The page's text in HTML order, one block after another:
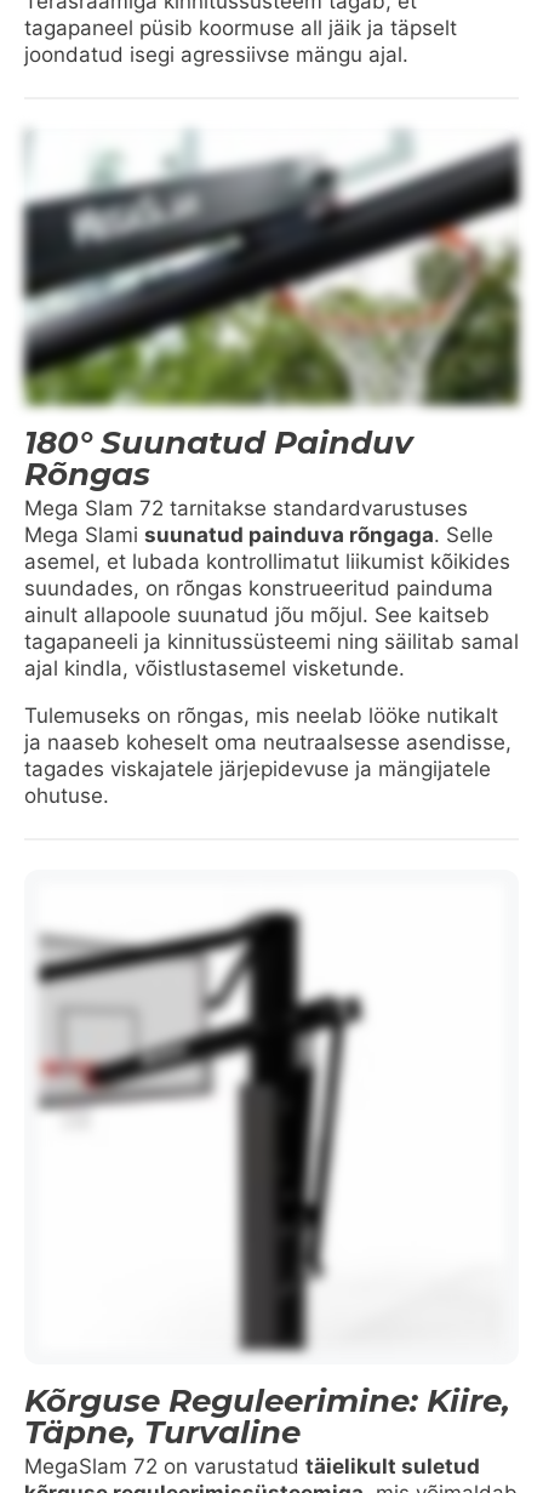
tagapaneel püsib koormuse all jäik ja täpselt
joondatud isegi agressiivse mängu ajal.
180° Suunatud Painduv
Rõngas
Mega Slam 72 tarnitakse standardvarustuses
Mega Slami suunatud painduva rõngaga. Selle
asemel, et lubada kontrollimatut liikumist kõikides
suundades, on rõngas konstrueeritud painduma
ainult allapoole suunatud jõu mõjul. See kaitseb
tagapaneeli ja kinnitussüsteemi ning säilitab samal
ajal kindla, võistlustasemel visketunde.
Tulemuseks on rõngas, mis neelab lööke nutikalt
ja naaseb koheselt oma neutraalsesse asendisse,
tagades viskajatele järjepidevuse ja mängijatele
ohutuse.
Kõrguse Reguleerimine: Kiire,
Täpne, Turvaline
MegaSlam 72 on varustatud täielikult suletud